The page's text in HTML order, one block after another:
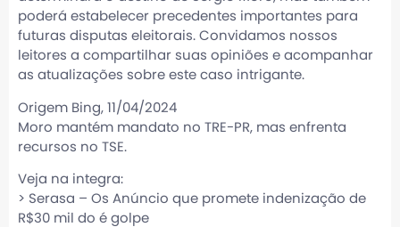
poderá estabelecer precedentes importantes para
futuras disputas eleitorais. Convidamos nossos
leitores a compartilhar suas opiniões e acompanhar
as atualizações sobre este caso intrigante.
Origem Bing, 11/04/2024
Moro mantém mandato no TRE-PR, mas enfrenta
recursos no TSE.
Veja na integra:
> Serasa – Os Anúncio que promete indenização de
R$30 mil do é golpe